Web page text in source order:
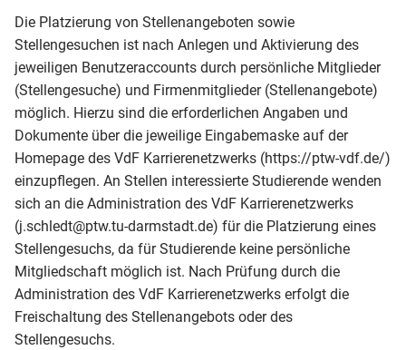
Die Platzierung von Stellenangeboten sowie
Stellengesuchen ist nach Anlegen und Aktivierung des
jeweiligen Benutzeraccounts durch persönliche Mitglieder
(Stellengesuche) und Firmenmitglieder (Stellenangebote)
möglich. Hierzu sind die erforderlichen Angaben und
Dokumente über die jeweilige Eingabemaske auf der
Homepage des VdF Karrierenetzwerks (https://ptw-vdf.de/)
einzupflegen. An Stellen interessierte Studierende wenden
sich an die Administration des VdF Karrierenetzwerks
(j.schledt@ptw.tu-darmstadt.de) für die Platzierung eines
Stellengesuchs, da für Studierende keine persönliche
Mitgliedschaft möglich ist. Nach Prüfung durch die
Administration des VdF Karrierenetzwerks erfolgt die
Freischaltung des Stellenangebots oder des
Stellengesuchs.